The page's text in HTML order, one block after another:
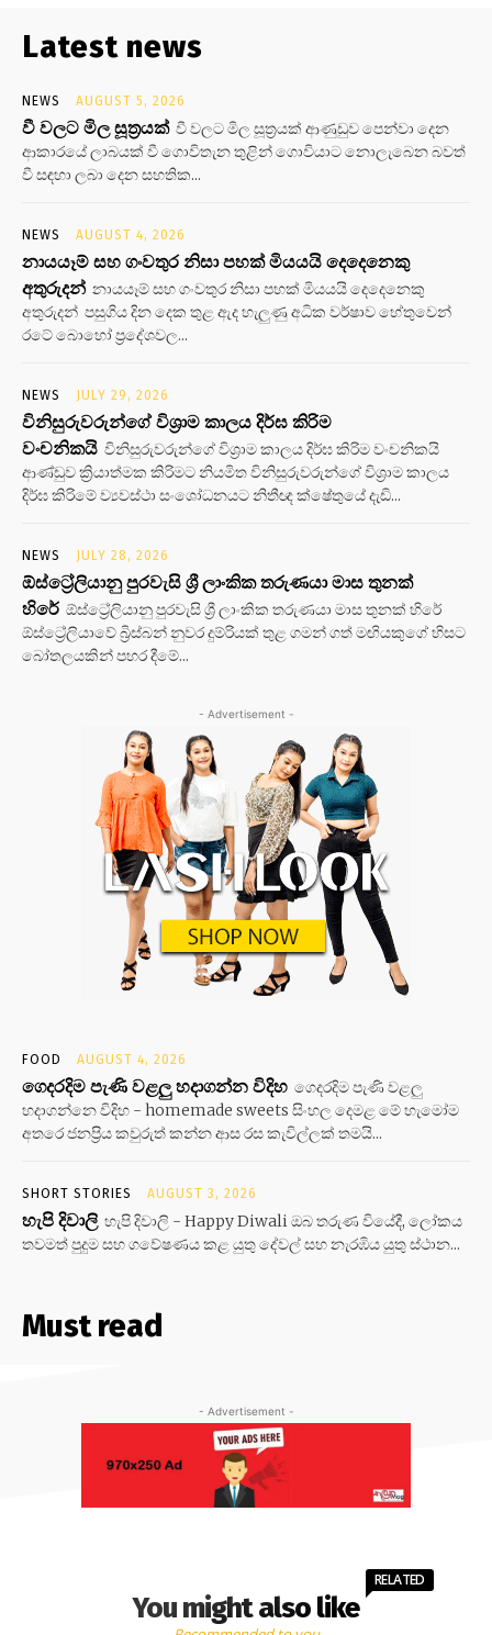
Latest news
NEWS AUGUST 5, 2026
වී වලට මිල සූත්‍රයක් වී වලට මිල සූත්‍රයක් ආණුඩුව පෙන්වා දෙන
ආකාරයේ ලාබයක් වී ගොවිතැන තුළින් ගොවියාට නොලැබෙන බවත්
වී සඳහා ලබා දෙන සහතික...
NEWS AUGUST 4, 2026
නායයෑම් සහ ගංවතුර නිසා පහක් මියයයි දෙදෙනෙකු
අතුරුදන් නායයෑම් සහ ගංවතුර නිසා පහක් මියයයි දෙදෙනෙකු
අතුරුදන් පසුගිය දින දෙක තුළ ඇද හැලුණු අධික වර්ෂාව හේතුවෙන්
රටේ බොහෝ ප්‍රදේශවල...
NEWS JULY 29, 2026
විනිසුරුවරුන්ගේ විශ්‍රාම කාලය දිර්ඝ කිරිම
වංචනිකයි විනිසුරුවරුන්ගේ විශ්‍රාම කාලය දිර්ඝ කිරිම වංචනිකයි
ආණ්ඩුව ක්‍රියාත්මක කිරිමට නියමිත විනිසුරුවරුන්ගේ විශ්‍රාම කාලය
දිර්ඝ කිරිමේ ව්‍යවස්ථා සංශෝධනයට නිතීඥ ක්ෂේතුයේ දැඩි...
NEWS JULY 28, 2026
ඕස්ට්‍රේලියානු පුරවැසි ශ්‍රී ලාංකික තරුණයා මාස තුනක්
හිරේ ඕස්ට්‍රේලියානු පුරවැසි ශ්‍රී ලාංකික තරුණයා මාස තුනක් හිරේ
ඕස්ට්‍රේලියාවේ බ්‍රිස්බන් නුවර දුම්රියක් තුළ ගමන් ගත් මඟියකුගේ හිසට
බෝතලයකින් පහර දීමේ...
- Advertisement -
FOOD AUGUST 4, 2026
ගෙදරදිම පැණි වළලු හදාගන්න විදිහ ගෙදරදිම පැණි වළලු
හදාගන්නෙ විදිහ - homemade sweets සිංහල දෙමළ මේ හැමෝම
අතරෙ ජනප්‍රිය කවුරුත් කන්න ආස රස කැවිල්ලක් තමයි...
SHORT STORIES AUGUST 3, 2026
හැපි දිවාලි හැපි දිවාලි - Happy Diwali ඔබ තරුණ වියේදී, ලෝකය
තවමත් පුදුම සහ ගවේෂණය කළ යුතු දේවල් සහ නැරඹිය යුතු ස්ථාන...
Must read
- Advertisement -
You might also like
RELATED